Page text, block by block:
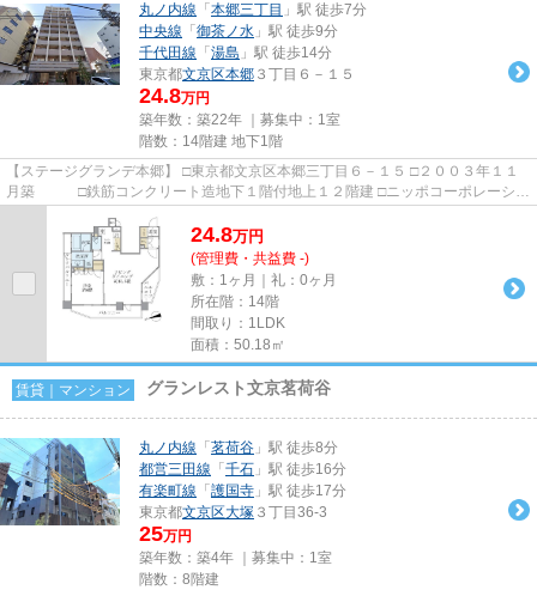
丸ノ内線 「 本郷三丁目 」駅 徒歩7分
中央線 「 御茶ノ水 」駅 徒歩9分
千代田線 「 湯島 」駅 徒歩14分
東京都文京区本郷 ３丁目６－１５
24.8万円
築年数：築22年 ｜募集中： 1室
階数：14階建 地下1階
【ステージグランデ本郷】 □東京都文京区本郷三丁目６－１５ □２００３年１１
月築 □鉄筋コンクリート造地下１階付地上１２階建 □ニッポコーポレーショ
24.8万円
(管理費・共益費 -)
敷：1ヶ月｜礼：0ヶ月
所在階：14階
間取り：1LDK
面積：50.18㎡
賃貸｜マンション グランレスト文京茗荷谷
丸ノ内線 「 茗荷谷 」駅 徒歩8分
都営三田線 「 千石 」駅 徒歩16分
有楽町線 「 護国寺 」駅 徒歩17分
東京都文京区大塚 ３丁目36-3
25万円
築年数：築4年 ｜募集中： 1室
階数：8階建